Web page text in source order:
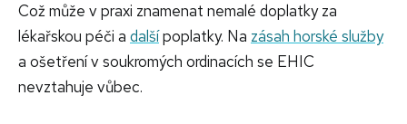
Což může v praxi znamenat nemalé doplatky za
lékařskou péči a dalšípoplatky. Na zásah horské služby
a ošetření v soukromých ordinacích se EHIC
nevztahuje vůbec.